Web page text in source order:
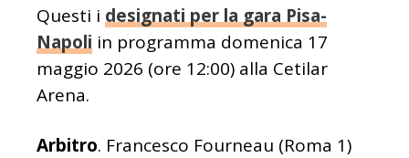
Questi i designati per la gara Pisa-
Napoli in programma domenica 17
maggio 2026 (ore 12:00) alla Cetilar
Arena.
Arbitro. Francesco Fourneau (Roma 1)